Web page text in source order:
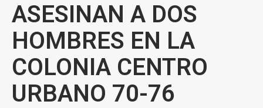
ASESINAN A DOS
HOMBRES EN LA
COLONIA CENTRO
URBANO 70-76